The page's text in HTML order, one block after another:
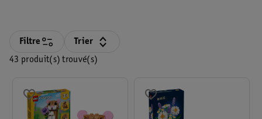
43 produit(s) trouvé(s)
Filtre Trier